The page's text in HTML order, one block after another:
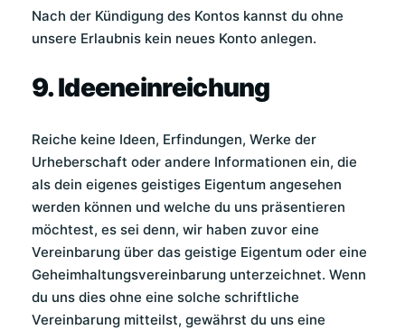
Nach der Kündigung des Kontos kannst du ohne
unsere Erlaubnis kein neues Konto anlegen.
9. Ideeneinreichung
Reiche keine Ideen, Erfindungen, Werke der
Urheberschaft oder andere Informationen ein, die
als dein eigenes geistiges Eigentum angesehen
werden können und welche du uns präsentieren
möchtest, es sei denn, wir haben zuvor eine
Vereinbarung über das geistige Eigentum oder eine
Geheimhaltungsvereinbarung unterzeichnet. Wenn
du uns dies ohne eine solche schriftliche
Vereinbarung mitteilst, gewährst du uns eine